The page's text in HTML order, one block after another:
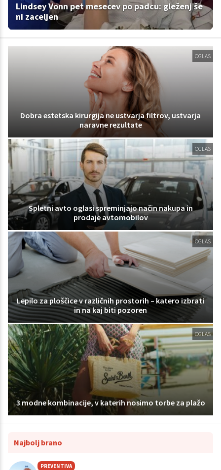
Lindsey Vonn pet mesecev po padcu: gleženj še
ni zaceljen
OGLAS
Dobra estetska kirurgija ne ustvarja filtrov, ustvarja
naravne rezultate
OGLAS
Spletni avto oglasi spreminjajo način nakupa in
prodaje avtomobilov
OGLAS
Lepilo za ploščice v različnih prostorih – katero izbrati
in na kaj biti pozoren
OGLAS
3 modne kombinacije, v katerih nosimo torbe za plažo
Najbolj brano
PREVENTIVA